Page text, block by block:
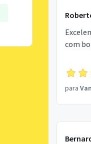
com
para